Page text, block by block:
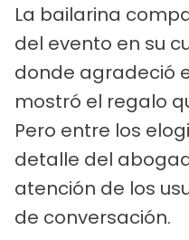
La bailarina
del evento en su
donde agradeció
mostró el regalo
Pero entre los
detalle del
atención de los
de conversación.